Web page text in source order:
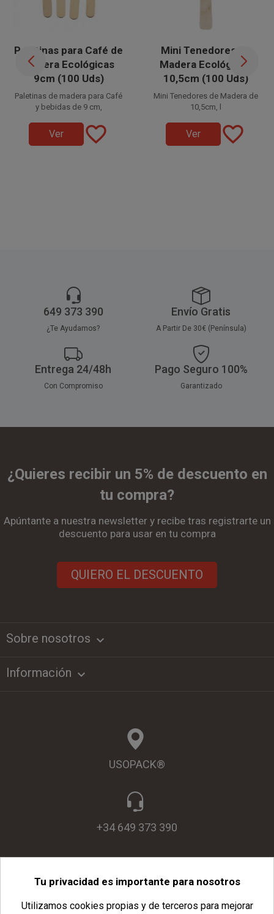
Paletinas para Café de
Madera Ecológicas
9cm (100 Uds)
Paletinas de madera para Café
y bebidas de 9 cm,
la mejor
elección ecológica para
Ver favorite_border
Mini Tenedores de
Madera Ecológicos
10,5cm (100 Uds)
Mini Tenedores de Madera de
10,5cm, l
a mejor elección para disfrutar
de tus mini tenedores
desechables ecológicos,
Disponible a la venta en
Ver favorite_border
649 373 390
¿Te Ayudamos?
Envío Gratis
A Partir De 30€ (Península)
Entrega 24/48h
Con Compromiso
Pago Seguro 100%
Garantizado
¿Quieres recibir un 5% de descuento en
tu compra?
Apúntante a nuestra newsletter y recibe tras registrarte un
descuento para usar en tu compra
QUIERO EL DESCUENTO
Sobre nosotros keyboard_arrow_down
Información 
USOPACK®
+34 649 373 390
info@usopack.com
Tu privacidad es importante para nosotros
Utilizamos cookies propias y de terceros para mejorar